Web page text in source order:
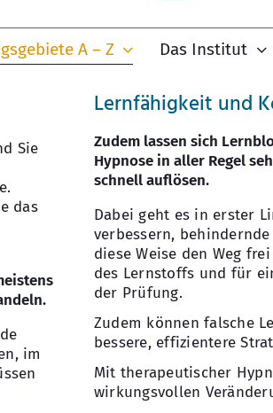
A – Z Das Institut
Sie
das
im
Lernfähigkeit und
Zudem lassen sich
Hypnose in aller Regel
schnell auflösen.
Dabei geht es in erster
verbessern,
diese Weise den Weg
des Lernstoffs und für
der Prüfung.
Zudem können falsche
bessere, effizientere
Mit therapeutischer
wirkungsvollen